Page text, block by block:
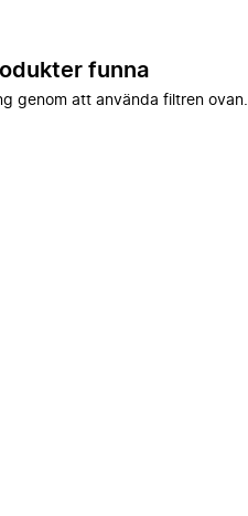
funna
genom att använda filtren ovan.